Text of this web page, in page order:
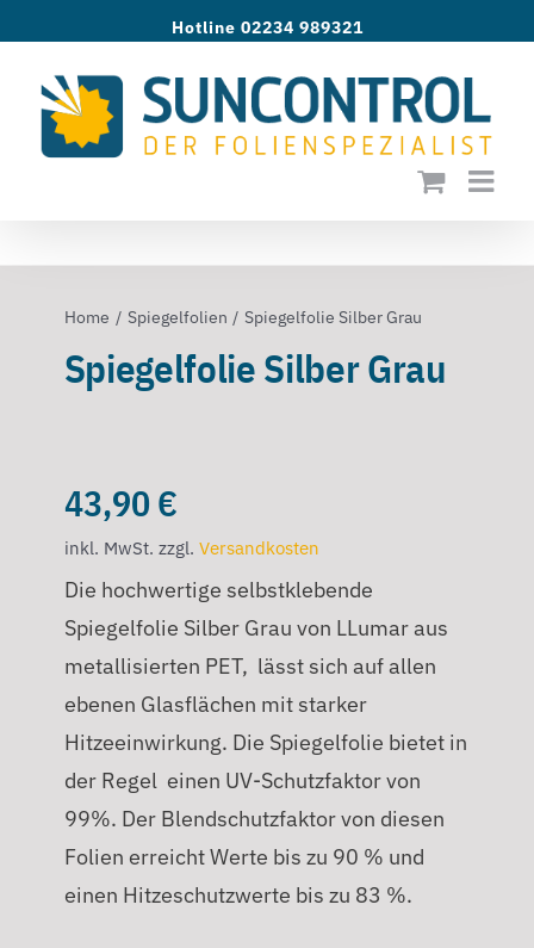
springen
Hotline 02234 989321
Home Spiegelfolien Spiegelfolie Silber Grau
Spiegelfolie Silber Grau
43,90€
inkl. MwSt. zzgl. Versandkosten
Die hochwertige selbstklebende
Spiegelfolie Silber Grau von LLumar aus
metallisierten PET, lässt sich auf allen
ebenen Glasflächen mit starker
Hitzeeinwirkung. Die Spiegelfolie bietet in
der Regel einen UV-Schutzfaktor von
99%. Der Blendschutzfaktor von diesen
Folien erreicht Werte bis zu 90 % und
einen Hitzeschutzwerte bis zu 83 %.